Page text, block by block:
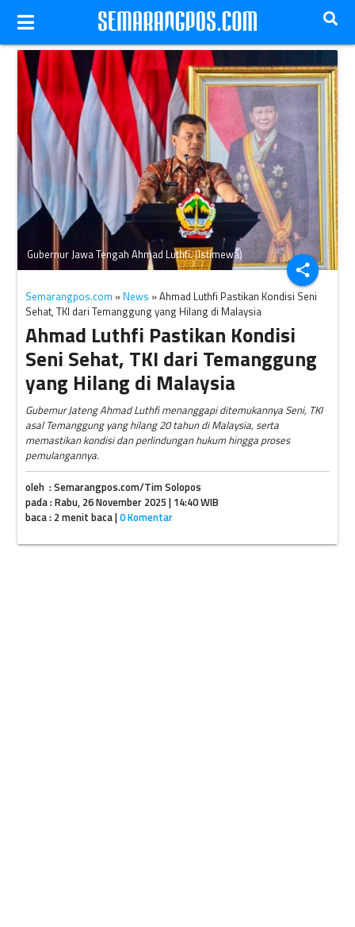
share
Gubernur Jawa Tengah Ahmad Luthfi. (Istimewa)
Semarangpos.com » News » Ahmad Luthfi Pastikan Kondisi Seni
Sehat, TKI dari Temanggung yang Hilang di Malaysia
Ahmad Luthfi Pastikan Kondisi
Seni Sehat, TKI dari Temanggung
yang Hilang di Malaysia
Gubernur Jateng Ahmad Luthfi menanggapi ditemukannya Seni, TKI
asal Temanggung yang hilang 20 tahun di Malaysia, serta
memastikan kondisi dan perlindungan hukum hingga proses
pemulangannya.
oleh : Semarangpos.com/Tim Solopos
pada : Rabu, 26 November 2025 | 14:40 WIB
baca : 2 menit baca |0 Komentar